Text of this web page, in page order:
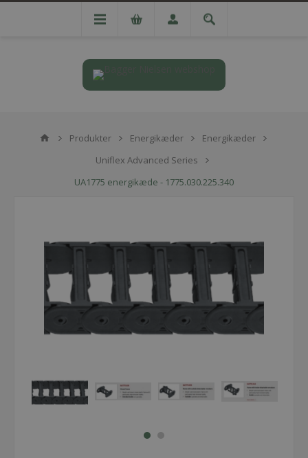
Produkter Energikæder
Energikæder
Uniflex Advanced Series
UA1775 energikæde - 1775.030.225.340